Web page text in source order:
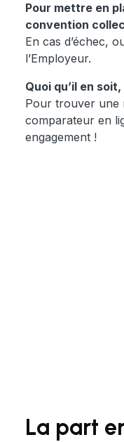
Pour mettre en
convention
En cas d’échec,
l’Employeur.
Quoi qu’il en
Pour trouver une
comparateur en
engagement !
La part